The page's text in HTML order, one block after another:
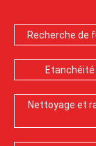
Recherche de
Etanchéité
Nettoyage et